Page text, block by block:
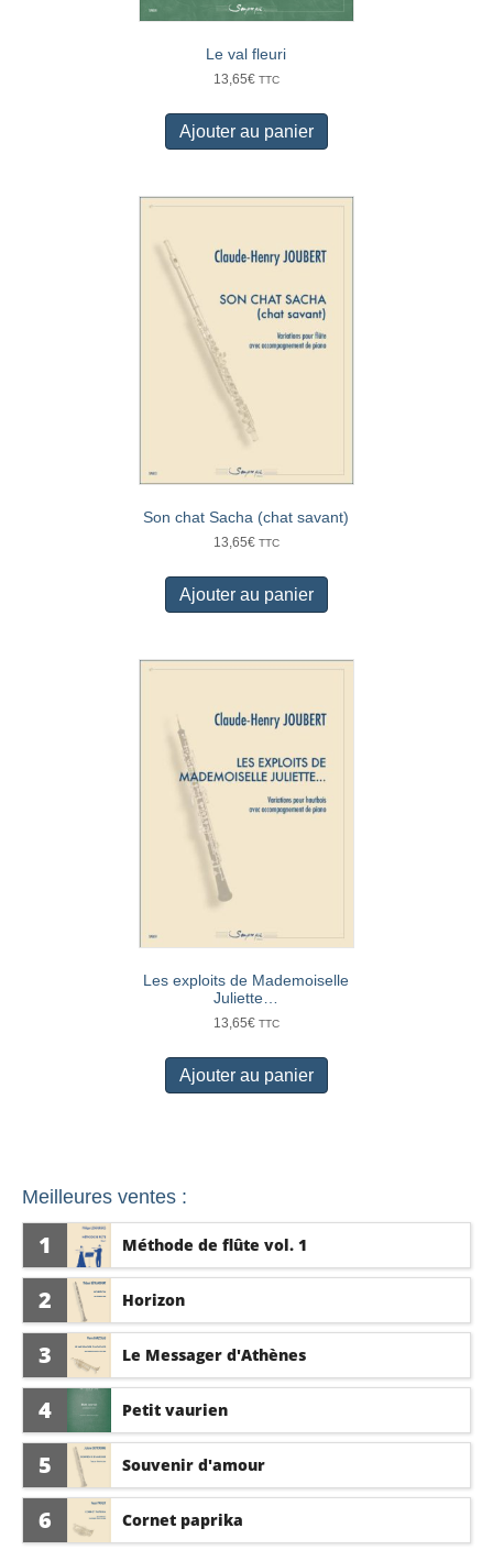
Le val fleuri
13,65€ TTC
Ajouter au panier
Son chat Sacha (chat savant)
13,65€ TTC
Ajouter au panier
Les exploits de Mademoiselle
Juliette…
13,65€ TTC
Ajouter au panier
Meilleures ventes :
1 Méthode de flûte vol. 1
2 Horizon
3 Le Messager d'Athènes
4 Petit vaurien
5 Souvenir d'amour
6 Cornet paprika